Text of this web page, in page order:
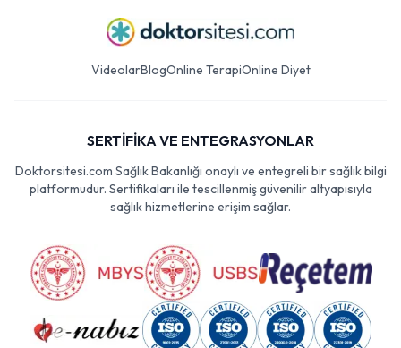
VideolarBlogOnline TerapiOnline Diyet
SERTİFİKA VE ENTEGRASYONLAR
Doktorsitesi.com Sağlık Bakanlığı onaylı ve entegreli bir sağlık bilgi
platformudur. Sertifikaları ile tescillenmiş güvenilir altyapısıyla
sağlık hizmetlerine erişim sağlar.